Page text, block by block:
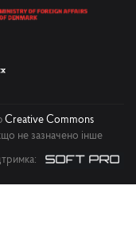
Creative Commons
не зазначено інше